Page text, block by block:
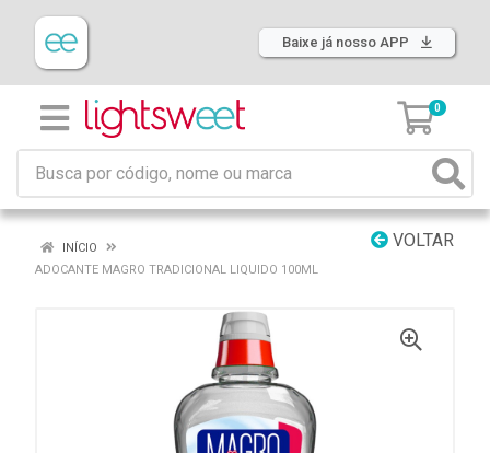
Baixe já nosso APP
0
VOLTAR
INÍCIO
ADOCANTE MAGRO TRADICIONAL LIQUIDO 100ML